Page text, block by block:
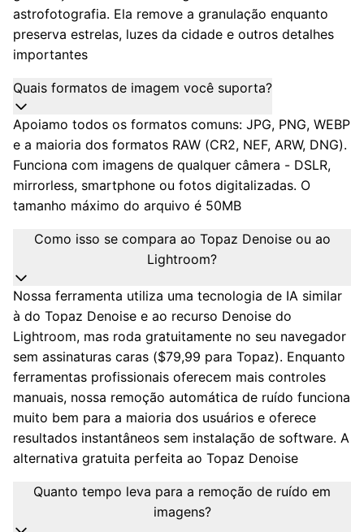
astrofotografia. Ela remove a granulação enquanto
preserva estrelas, luzes da cidade e outros detalhes
importantes
Quais formatos de imagem você suporta?
Apoiamo todos os formatos comuns: JPG, PNG, WEBP
e a maioria dos formatos RAW (CR2, NEF, ARW, DNG).
Funciona com imagens de qualquer câmera - DSLR,
mirrorless, smartphone ou fotos digitalizadas. O
tamanho máximo do arquivo é 50MB
Como isso se compara ao Topaz Denoise ou ao
Lightroom?
Nossa ferramenta utiliza uma tecnologia de IA similar
à do Topaz Denoise e ao recurso Denoise do
Lightroom, mas roda gratuitamente no seu navegador
sem assinaturas caras ($79,99 para Topaz). Enquanto
ferramentas profissionais oferecem mais controles
manuais, nossa remoção automática de ruído funciona
muito bem para a maioria dos usuários e oferece
resultados instantâneos sem instalação de software. A
alternativa gratuita perfeita ao Topaz Denoise
Quanto tempo leva para a remoção de ruído em
imagens?